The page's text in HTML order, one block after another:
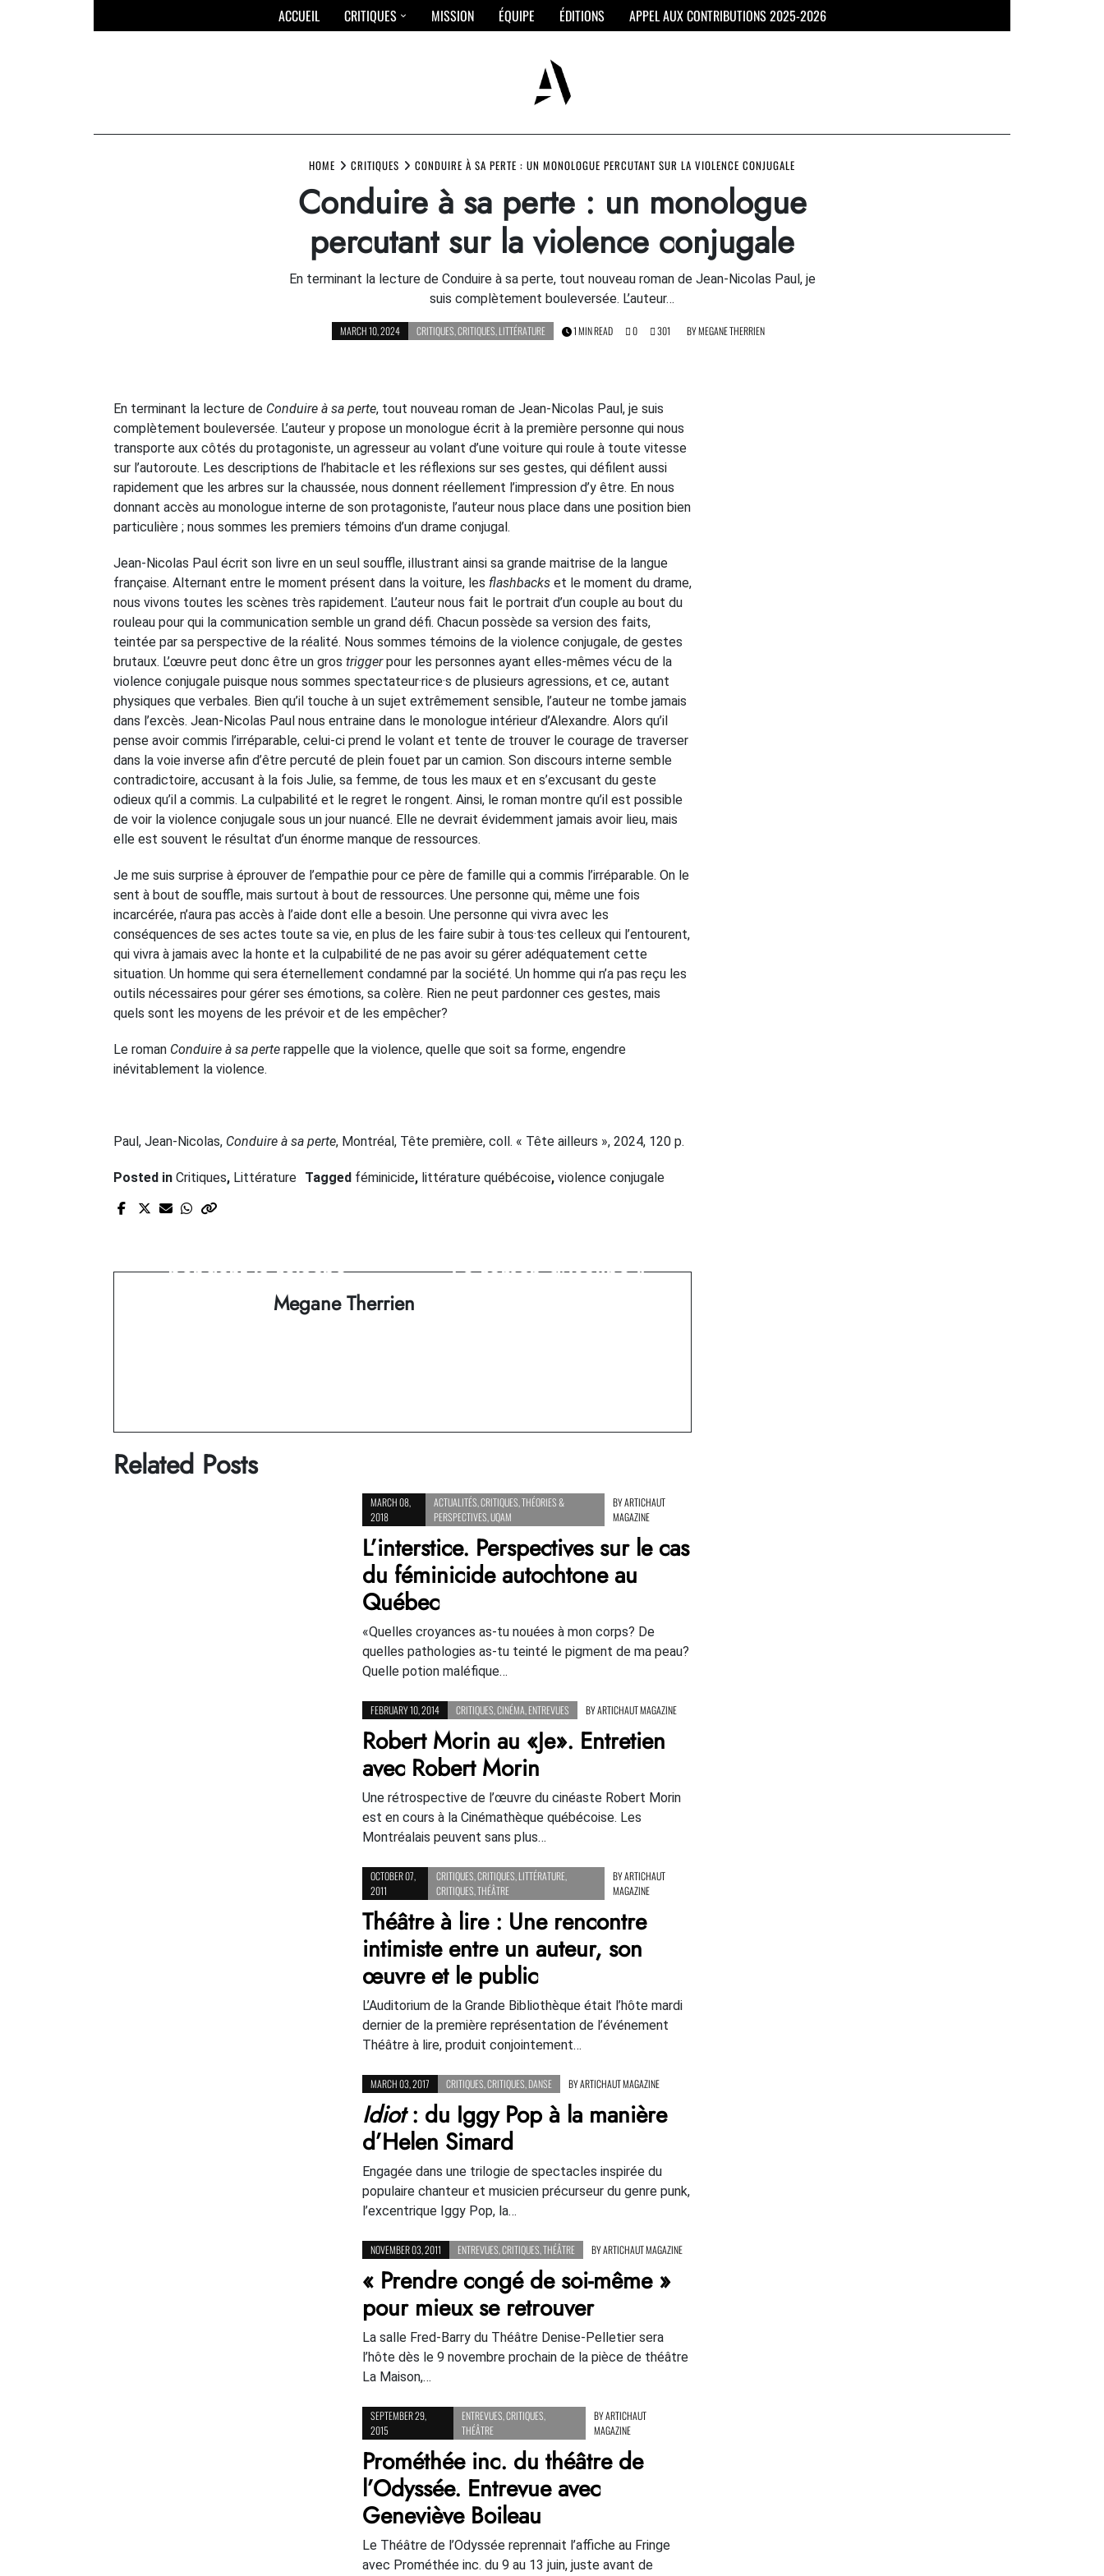
ACCUEIL CRITIQUES MISSION ÉQUIPE ÉDITIONS APPEL AUX CONTRIBUTIONS 2025-2026
HOME CRITIQUES CONDUIRE À SA PERTE : UN MONOLOGUE PERCUTANT SUR LA VIOLENCE CONJUGALE
Conduire à sa perte : un monologue
percutant sur la violence conjugale
En terminant la lecture de Conduire à sa perte, tout nouveau roman de Jean-Nicolas Paul, je
suis complètement bouleversée. L’auteur…
MARCH 10, 2024 CRITIQUES CRITIQUES LITTÉRATURE BYMEGANE THERRIEN
1 MIN READ 0 301
En terminant la lecture de Conduire à sa perte, tout nouveau roman de Jean-Nicolas Paul, je suis
complètement bouleversée. L’auteur y propose un monologue écrit à la première personne qui nous
transporte aux côtés du protagoniste, un agresseur au volant d’une voiture qui roule à toute vitesse
sur l’autoroute. Les descriptions de l’habitacle et les réflexions sur ses gestes, qui défilent aussi
rapidement que les arbres sur la chaussée, nous donnent réellement l’impression d’y être. En nous
donnant accès au monologue interne de son protagoniste, l’auteur nous place dans une position bien
particulière ; nous sommes les premiers témoins d’un drame conjugal.
Jean-Nicolas Paul écrit son livre en un seul souffle, illustrant ainsi sa grande maitrise de la langue
française. Alternant entre le moment présent dans la voiture, les flashbacks et le moment du drame,
nous vivons toutes les scènes très rapidement. L’auteur nous fait le portrait d’un couple au bout du
rouleau pour qui la communication semble un grand défi. Chacun possède sa version des faits,
teintée par sa perspective de la réalité. Nous sommes témoins de la violence conjugale, de gestes
brutaux. L’œuvre peut donc être un gros triggerpour les personnes ayant elles-mêmes vécu de la
violence conjugale puisque nous sommes spectateur·rice·s de plusieurs agressions, et ce, autant
physiques que verbales. Bien qu’il touche à un sujet extrêmement sensible, l’auteur ne tombe jamais
dans l’excès. Jean-Nicolas Paul nous entraine dans le monologue intérieur d’Alexandre. Alors qu’il
pense avoir commis l’irréparable, celui-ci prend le volant et tente de trouver le courage de traverser
dans la voie inverse afin d’être percuté de plein fouet par un camion. Son discours interne semble
contradictoire, accusant à la fois Julie, sa femme, de tous les maux et en s’excusant du geste
odieux qu’il a commis. La culpabilité et le regret le rongent. Ainsi, le roman montre qu’il est possible
de voir la violence conjugale sous un jour nuancé. Elle ne devrait évidemment jamais avoir lieu, mais
elle est souvent le résultat d’un énorme manque de ressources.
Je me suis surprise à éprouver de l’empathie pour ce père de famille qui a commis l’irréparable. On le
sent à bout de souffle, mais surtout à bout de ressources. Une personne qui, même une fois
incarcérée, n’aura pas accès à l’aide dont elle a besoin. Une personne qui vivra avec les
conséquences de ses actes toute sa vie, en plus de les faire subir à tous·tes celleux qui l’entourent,
qui vivra à jamais avec la honte et la culpabilité de ne pas avoir su gérer adéquatement cette
situation. Un homme qui sera éternellement condamné par la société. Un homme qui n’a pas reçu les
outils nécessaires pour gérer ses émotions, sa colère. Rien ne peut pardonner ces gestes, mais
quels sont les moyens de les prévoir et de les empêcher?
Le roman Conduire à sa perte rappelle que la violence, quelle que soit sa forme, engendre
inévitablement la violence.
Paul, Jean-Nicolas, Conduire à sa perte, Montréal, Tête première, coll. « Tête ailleurs », 2024, 120 p.
Posted in Critiques, Littérature Tagged féminicide, littérature québécoise, violence conjugale
pendant la relâche
Le roman d’Isoline »
Megane Therrien
Related Posts
MARCH 08,
2018
ACTUALITÉS CRITIQUES THÉORIES &
PERSPECTIVES UQAM
BYARTICHAUT
MAGAZINE
L’interstice. Perspectives sur le cas
du féminicide autochtone au
Québec
«Quelles croyances as-tu nouées à mon corps? De
quelles pathologies as-tu teinté le pigment de ma peau?
Quelle potion maléfique…
FEBRUARY 10, 2014 CRITIQUES ,CINÉMA ENTREVUES BYARTICHAUT MAGAZINE
Robert Morin au «Je». Entretien
avec Robert Morin
Une rétrospective de l’œuvre du cinéaste Robert Morin
est en cours à la Cinémathèque québécoise. Les
Montréalais peuvent sans plus…
OCTOBER 07,
2011
CRITIQUES ,CRITIQUES LITTÉRATURE
CRITIQUES ,THÉÂTRE
BYARTICHAUT
MAGAZINE
Théâtre à lire : Une rencontre
intimiste entre un auteur, son
œuvre et le public
L’Auditorium de la Grande Bibliothèque était l’hôte mardi
dernier de la première représentation de l’événement
Théâtre à lire, produit conjointement…
MARCH 03, 2017 CRITIQUES ,CRITIQUES DANSE BYARTICHAUT MAGAZINE
Idiot: du Iggy Pop à la manière
d’Helen Simard
Engagée dans une trilogie de spectacles inspirée du
populaire chanteur et musicien précurseur du genre punk,
l’excentrique Iggy Pop, la…
NOVEMBER 03, 2011 ENTREVUES ,CRITIQUES ,THÉÂTRE BYARTICHAUT MAGAZINE
« Prendre congé de soi-même »
pour mieux se retrouver
La salle Fred-Barry du Théâtre Denise-Pelletier sera
l’hôte dès le 9 novembre prochain de la pièce de théâtre
La Maison,…
SEPTEMBER 29,
2015
ENTREVUES CRITIQUES
THÉÂTRE
BYARTICHAUT
MAGAZINE
Prométhée inc. du théâtre de
l’Odyssée. Entrevue avec
Geneviève Boileau
Le Théâtre de l’Odyssée reprennait l’affiche au Fringe
avec Prométhée inc. du 9 au 13 juin, juste avant de